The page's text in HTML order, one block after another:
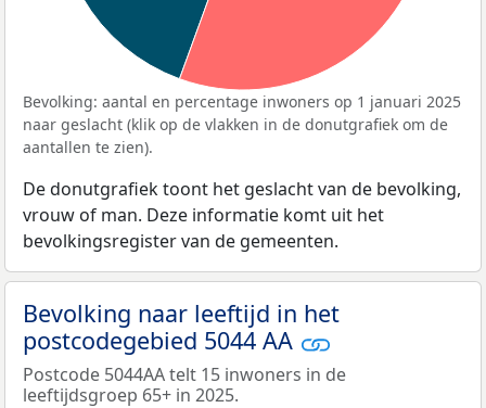
Bevolking: aantal en percentage inwoners op 1 januari 2025
naar geslacht (klik op de vlakken in de donutgrafiek om de
aantallen te zien).
De donutgrafiek toont het geslacht van de bevolking,
vrouw of man. Deze informatie komt uit het
bevolkingsregister van de gemeenten.
Bevolking naar leeftijd in het
postcodegebied 5044 AA
Postcode 5044AA telt 15 inwoners in de
leeftijdsgroep 65+ in 2025.